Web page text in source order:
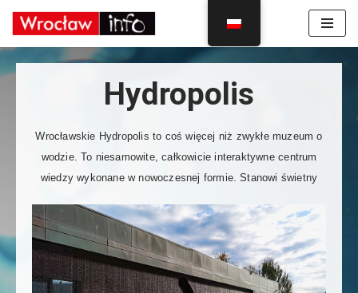
do
Hydropolis
Wrocławskie Hydropolis to coś więcej niż zwykłe muzeum o
wodzie. To niesamowite, całkowicie interaktywne centrum
wiedzy wykonane w nowoczesnej formie. Stanowi świetny